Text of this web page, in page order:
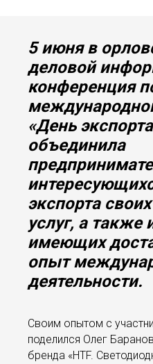
5 июня в
деловой
конференция
«День
объединила
экспорта
услуг, а также
имеющих
опыт
деятельности.
Своим опытом с
поделился Олег
бренда «HTF.